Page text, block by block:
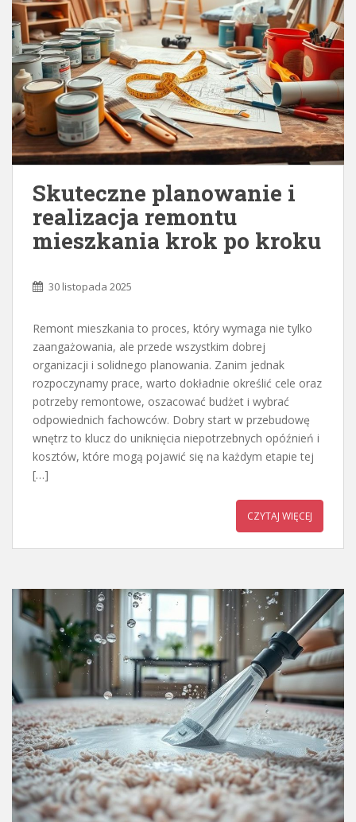
Skuteczne planowanie i
realizacja remontu
mieszkania krok po kroku
30 listopada 2025
Remont mieszkania to proces, który wymaga nie tylko
zaangażowania, ale przede wszystkim dobrej
organizacji i solidnego planowania. Zanim jednak
rozpoczynamy prace, warto dokładnie określić cele oraz
potrzeby remontowe, oszacować budżet i wybrać
odpowiednich fachowców. Dobry start w przebudowę
wnętrz to klucz do uniknięcia niepotrzebnych opóźnień i
kosztów, które mogą pojawić się na każdym etapie tej
[…]
CZYTAJ WIĘCEJ